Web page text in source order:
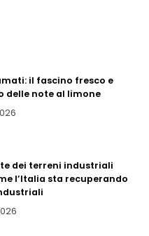
il fascino fresco e
delle note al limone
dei terreni industriali
l’Italia sta recuperando